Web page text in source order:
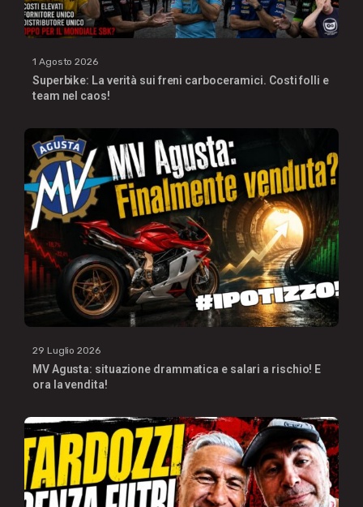
1 Agosto 2026
Superbike: La verità sui freni carboceramici. Costi folli e
team nel caos!
29 Luglio 2026
MV Agusta: situazione drammatica e salari a rischio! E
ora la vendita!